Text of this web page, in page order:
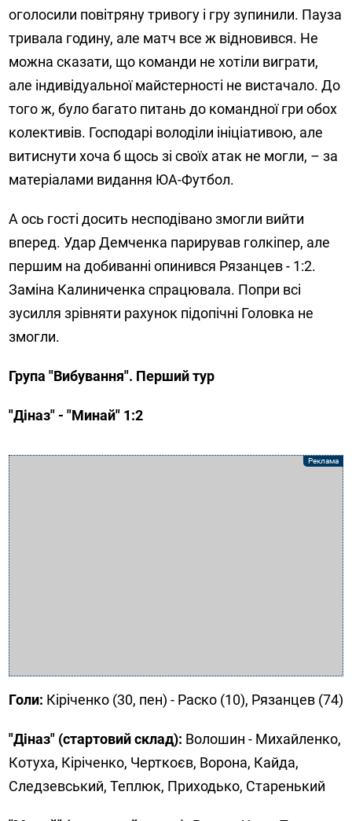
оголосили повітряну тривогу і гру зупинили. Пауза
тривала годину, але матч все ж відновився. Не
можна сказати, що команди не хотіли виграти,
але індивідуальної майстерності не вистачало. До
того ж, було багато питань до командної гри обох
колективів. Господарі володіли ініціативою, але
витиснути хоча б щось зі своїх атак не могли, – за
матеріалами видання ЮА-Футбол.
А ось гості досить несподівано змогли вийти
вперед. Удар Демченка парирував голкіпер, але
першим на добиванні опинився Рязанцев - 1:2.
Заміна Калиниченка спрацювала. Попри всі
зусилля зрівняти рахунок підопічні Головка не
змогли.
Група "Вибування". Перший тур
"Діназ" - "Минай" 1:2
Голи: Кіріченко (30, пен) - Раско (10), Рязанцев (74)
"Діназ" (стартовий склад): Волошин - Михайленко,
Котуха, Кіріченко, Черткоєв, Ворона, Кайда,
Следзевський, Теплюк, Приходько, Старенький